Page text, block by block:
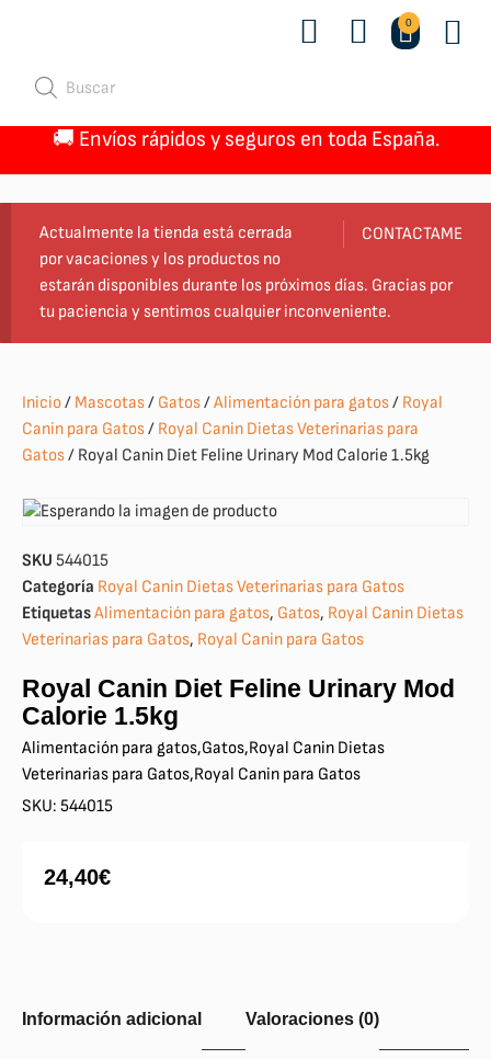
0
🚚 Envíos rápidos y seguros en toda España.
CONTACTAME
Actualmente la tienda está cerrada
por vacaciones y los productos no
estarán disponibles durante los próximos días. Gracias por
tu paciencia y sentimos cualquier inconveniente.
Inicio/ Mascotas/ Gatos/Alimentación para gatos/ Royal
Canin para Gatos/ Royal Canin Dietas Veterinarias para
Gatos/ Royal Canin Diet Feline Urinary Mod Calorie 1.5kg
SKU 544015
Categoría Royal Canin Dietas Veterinarias para Gatos
EtiquetasAlimentación para gatos, Gatos, Royal Canin Dietas
Veterinarias para Gatos, Royal Canin para Gatos
Royal Canin Diet Feline Urinary Mod
Calorie 1.5kg
Alimentación para gatos,Gatos,Royal Canin Dietas
Veterinarias para Gatos,Royal Canin para Gatos
SKU: 544015
24,40€
Información adicional Valoraciones (0)